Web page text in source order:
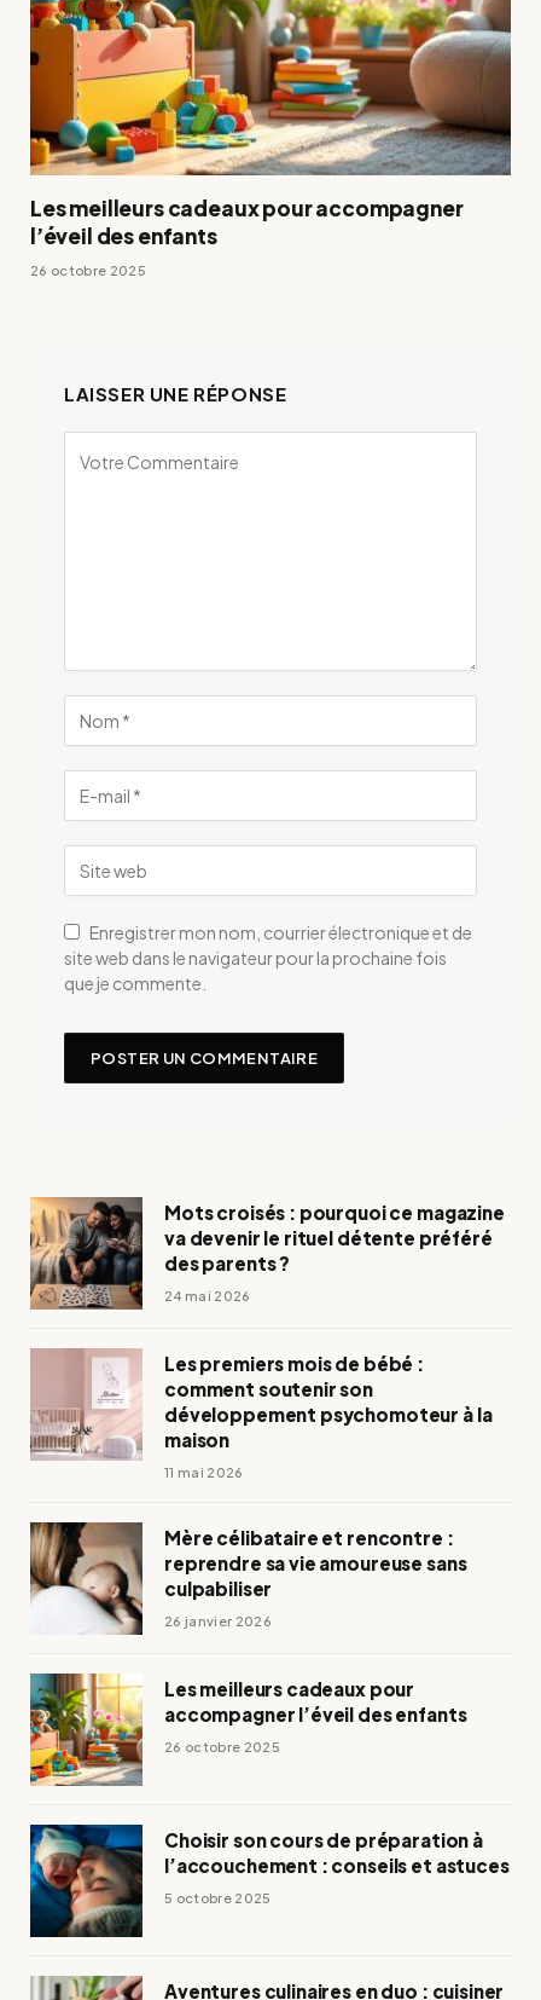
Les meilleurs cadeaux pour accompagner
l’éveil des enfants
26 octobre 2025
LAISSER UNE RÉPONSE
Enregistrer mon nom, courrier électronique et de
site web dans le navigateur pour la prochaine fois
que je commente.
Mots croisés : pourquoi ce magazine
va devenir le rituel détente préféré
des parents ?
24 mai 2026
Les premiers mois de bébé :
comment soutenir son
développement psychomoteur à la
maison
11 mai 2026
Mère célibataire et rencontre :
reprendre sa vie amoureuse sans
culpabiliser
26 janvier 2026
Les meilleurs cadeaux pour
accompagner l’éveil des enfants
26 octobre 2025
Choisir son cours de préparation à
l’accouchement : conseils et astuces
5 octobre 2025
Aventures culinaires en duo : cuisiner